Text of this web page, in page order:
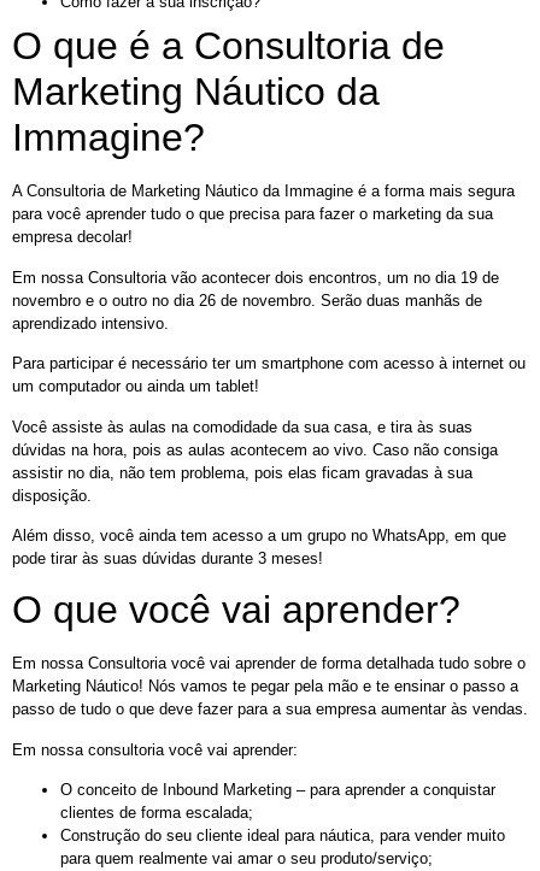
O que é a Consultoria de
Marketing Náutico da
Immagine?
A Consultoria de Marketing Náutico da Immagine é a forma mais segura
para você aprender tudo o que precisa para fazer o marketing da sua
empresa decolar!
Em nossa Consultoria vão acontecer dois encontros, um no dia 19 de
novembro e o outro no dia 26 de novembro. Serão duas manhãs de
aprendizado intensivo.
Para participar é necessário ter um smartphone com acesso à internet ou
um computador ou ainda um tablet!
Você assiste às aulas na comodidade da sua casa, e tira às suas
dúvidas na hora, pois as aulas acontecem ao vivo. Caso não consiga
assistir no dia, não tem problema, pois elas ficam gravadas à sua
disposição.
Além disso, você ainda tem acesso a um grupo no WhatsApp, em que
pode tirar às suas dúvidas durante 3 meses!
O que você vai aprender?
Em nossa Consultoria você vai aprender de forma detalhada tudo sobre o
Marketing Náutico! Nós vamos te pegar pela mão e te ensinar o passo a
passo de tudo o que deve fazer para a sua empresa aumentar às vendas.
Em nossa consultoria você vai aprender:
O conceito de Inbound Marketing – para aprender a conquistar
clientes de forma escalada;
Construção do seu cliente ideal para náutica, para vender muito
para quem realmente vai amar o seu produto/serviço;